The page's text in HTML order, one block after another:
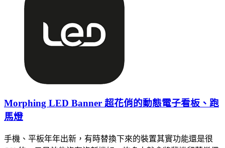
Morphing LED Banner 超花俏的動態電子看板、跑
馬燈
手機、平板年年出新，有時替換下來的裝置其實功能還是很